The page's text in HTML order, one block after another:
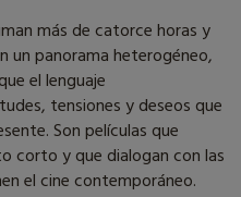
más de catorce horas y
un panorama heterogéneo,
el lenguaje
tensiones y deseos que
Son películas que
corto y que dialogan con las
el cine contemporáneo.